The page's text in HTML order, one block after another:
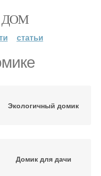
статьи
Экологичный домик
Домик для дачи